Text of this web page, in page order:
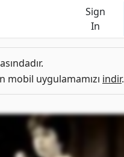
Sign
In
mobil uygulamamızı indir.